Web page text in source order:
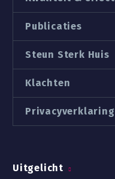
Publicaties
Steun Sterk Huis
Klachten
Privacyverklaring
Uitgelicht